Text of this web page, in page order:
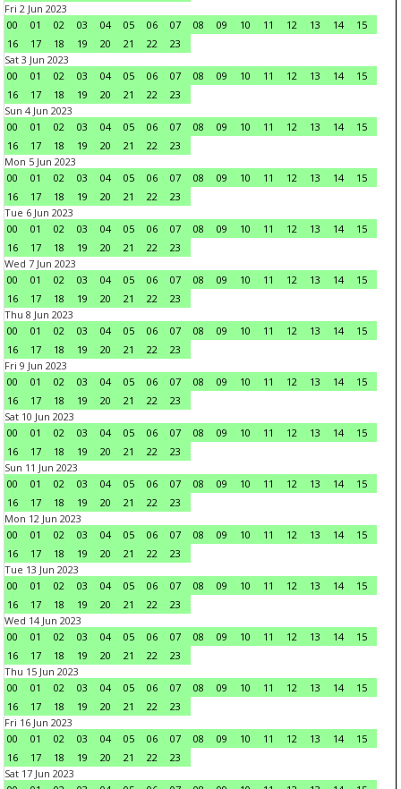
Fri 2 Jun 2023
00
01 02 03 04 05 06 07 08 09 10 11 12 13 14
15
16
17 18 19 20 21 22
23
Sat 3 Jun 2023
00
01 02 03 04 05 06 07 08 09 10 11 12 13 14
15
16
17 18 19 20 21 22
23
Sun 4 Jun 2023
00
01 02 03 04 05 06 07 08 09 10 11 12 13 14
15
16
17 18 19 20 21 22
23
Mon 5 Jun 2023
00
01 02 03 04 05 06 07 08 09 10 11 12 13 14
15
16
17 18 19 20 21 22
23
Tue 6 Jun 2023
00
01 02 03 04 05 06 07 08 09 10 11 12 13 14
15
16
17 18 19 20 21 22
23
Wed 7 Jun 2023
00
01 02 03 04 05 06 07 08 09 10 11 12 13 14
15
16
17 18 19 20 21 22
23
Thu 8 Jun 2023
00
01 02 03 04 05 06 07 08 09 10 11 12 13 14
15
16
17 18 19 20 21 22
23
Fri 9 Jun 2023
00
01 02 03 04 05 06 07 08 09 10 11 12 13 14
15
16
17 18 19 20 21 22
23
Sat 10 Jun 2023
00
01 02 03 04 05 06 07 08 09 10 11 12 13 14
15
16
17 18 19 20 21 22
23
Sun 11 Jun 2023
00
01 02 03 04 05 06 07 08 09 10 11 12 13 14
15
16
17 18 19 20 21 22
23
Mon 12 Jun 2023
00
01 02 03 04 05 06 07 08 09 10 11 12 13 14
15
16
17 18 19 20 21 22
23
Tue 13 Jun 2023
00
01 02 03 04 05 06 07 08 09 10 11 12 13 14
15
16
17 18 19 20 21 22
23
Wed 14 Jun 2023
00
01 02 03 04 05 06 07 08 09 10 11 12 13 14
15
16
17 18 19 20 21 22
23
Thu 15 Jun 2023
00
01 02 03 04 05 06 07 08 09 10 11 12 13 14
15
16
17 18 19 20 21 22
23
Fri 16 Jun 2023
00
01 02 03 04 05 06 07 08 09 10 11 12 13 14
15
16
17 18 19 20 21 22
23
Sat 17 Jun 2023